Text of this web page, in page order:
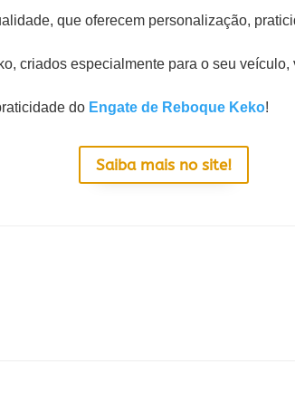
que oferecem personalização,
criados especialmente para o seu
do Engate de Reboque Keko!
Saiba mais no site!